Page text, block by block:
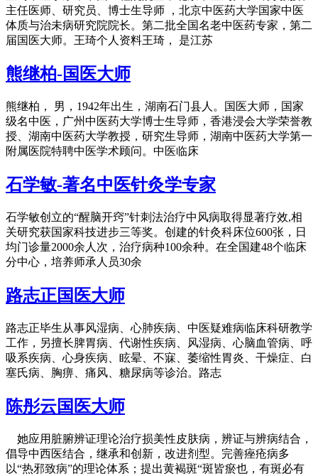
主任医师、研究员、博士生导师 ，北京中医药大学国家中医
体质与治未病研究院院长。第二批全国名老中医药专家，第二
届国医大师。王琦个人资料王琦， 是江苏
熊继柏-国医大师
熊继柏， 男，1942年出生，湖南石门县人。国医大师，国家
级名中医，广州中医药大学博士生导师，香港浸会大学荣誉教
授、湖南中医药大学教授，研究生导师，湖南中医药大学第一
附属医院特聘中医学术顾问。中医临床
石学敏-著名中医针灸学专家
石学敏创立的“醒脑开窍”针刺法治疗中风病取得显著疗效,相
关研究获国家科技进步三等奖。创建的针灸科床位600张，日
均门诊量2000余人次，治疗病种100余种。在全国建48个临床
分中心，培养师承人员30余
路志正国医大师
路志正毕生从事风湿病、心肺疾病、中医疑难病临床科研教学
工作，另擅长脾胃病、代谢性疾病、风湿病、心脑血管病、呼
吸系疾病、心身疾病、眩晕、不寐、萎缩性胃炎、干燥症、白
塞氏病、胸痹、痛风、糖尿病等诊治。路志
陈彤云国医大师
她应用脏腑辨证理论治疗损美性皮肤病，辨证与辨病结合，
倡导中西医结合，继承和创新，改进剂型。完善痤疮病多
以“热邪致病”的理论体系；提出黄褐斑“斑皆瘀也，有斑必有